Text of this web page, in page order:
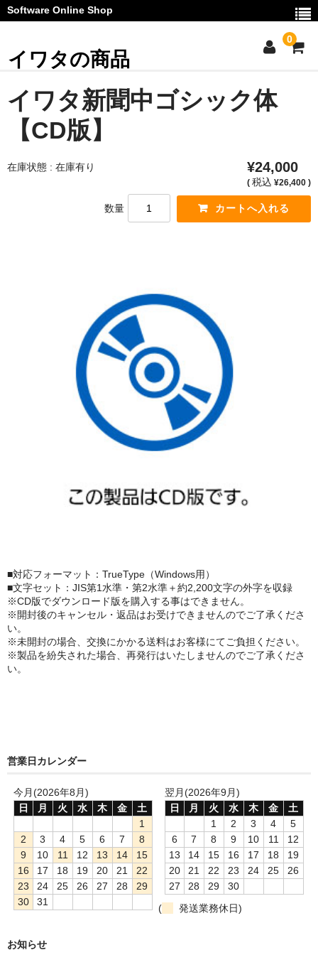
Software Online Shop
イワタの商品
0
ご利用ガイド
お問い合わせ
イワタ新聞中ゴシック体
【CD版】
在庫状態 : 在庫有り ¥24,000
( 税込 ¥26,400 )
数量
■対応フォーマット：TrueType（Windows用）
■文字セット：JIS第1水準・第2水準＋約2,200文字の外字を収録
※CD版でダウンロード版を購入する事はできません。
※開封後のキャンセル・返品はお受けできませんのでご了承くださ
い。
※未開封の場合、交換にかかる送料はお客様にてご負担ください。
※製品を紛失された場合、再発行はいたしませんのでご了承くださ
い。
営業日カレンダー
今月(2026年8月)
日
月 火 水 木 金
土
1
2
3 4 5 6 7
8
9
10 11 12 13 14
15
16
17 18 19 20 21
22
23
24 25 26 27 28
29
30
31
翌月(2026年9月)
日
月 火 水 木 金
土
1
2 3 4
5
6
7 8 9 10 11
12
13
14 15 16 17 18
19
20
21 22 23 24 25
26
27
28 29
30
(
発送業務休日)
お知らせ